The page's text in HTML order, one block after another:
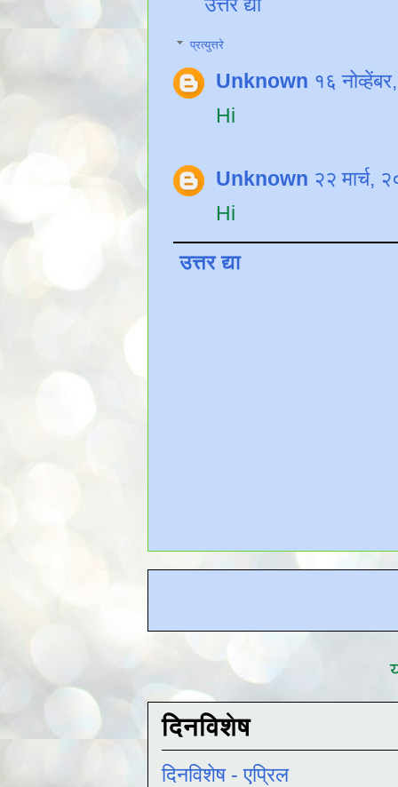
उत्तर द्या
प्रत्युत्तरे
Unknown १६
Hi
Unknown २२ मार्च,
Hi
उत्तर द्या
दिनविशेष
दिनविशेष - एप्रिल